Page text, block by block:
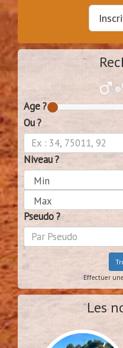
Age ?
Ou ?
Niveau ?
Pseudo ?
Effectuer
Les